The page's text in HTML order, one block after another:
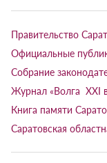
Правительство
Официальные
Собрание
Журнал «Волга XXI
Книга памяти
Саратовская